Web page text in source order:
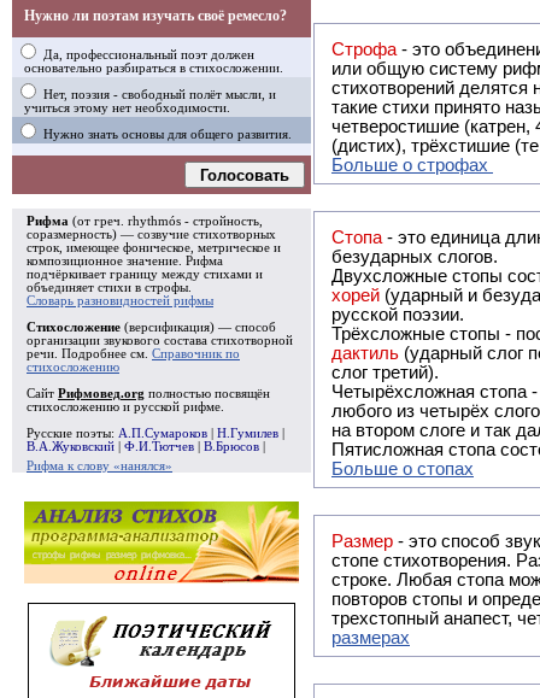
Нужно ли поэтам изучать своё ремесло?
Да, профессиональный поэт должен
основательно разбираться в стихосложении.
Нет, поэзия - свободный полёт мысли, и
учиться этому нет необходимости.
Нужно знать основы для общего развития.
Голосовать
Рифма (от греч. rhythmós - стройность,
соразмерность) — созвучие стихотворных
строк, имеющее фоническое, метрическое и
композиционное значение. Рифма
подчёркивает границу между стихами и
объединяет стихи в строфы
Словарь разновидностей рифмы
Стихосложение (версификация) — способ
организации звукового состава стихотворной
речи. Подробнее см. Справочник по
стихосложению
Сайт Рифмовед.org полностью посвящён
стихосложению и русской рифме.
Русские поэты: А.П.Сумароков Н.Гумилев
В.А.Жуковский
Ф.И.Тютчев В.Брюсов
Рифма к слову «нанялся»
Строфа - это объединение двух
или общую систему рифм, и регулярно или периодически
стихотворений делятся на строфы и т.о. являются строфическими.
такие стихи принято называть астрофическими. Самая популярная строфа в русской поэзии -
четверостишие
(дистих), трёхстишие
Больше о строфах
Стопа - это единица
безударных слогов.
Двухсложные стопы
хорей (ударный и
русской поэзии.
Трёхсложные стопы -
дактиль (ударный слог
слог третий).
Четырёхсложная стопа
любого из четырёх
на втором слоге и так
Пятисложная стопа
Больше о стопах
Размер - это способ
стопе стихотворения.
строке. Любая стопа
повторов стопы и
трехстопный анапест,
размерах